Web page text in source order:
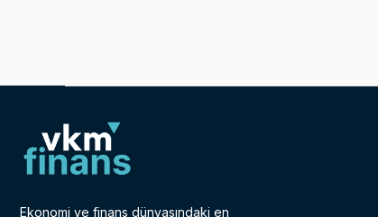
Ekonomi ve finans dünyasındaki en